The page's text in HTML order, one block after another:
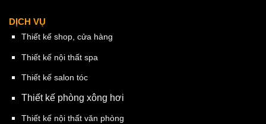
DỊCH VỤ
Thiết kế shop, cửa hàng
Thiết kế nội thất spa
Thiết kế salon tóc
Thiết kế phòng xông hơi
Thiết kế nội thất văn phòng